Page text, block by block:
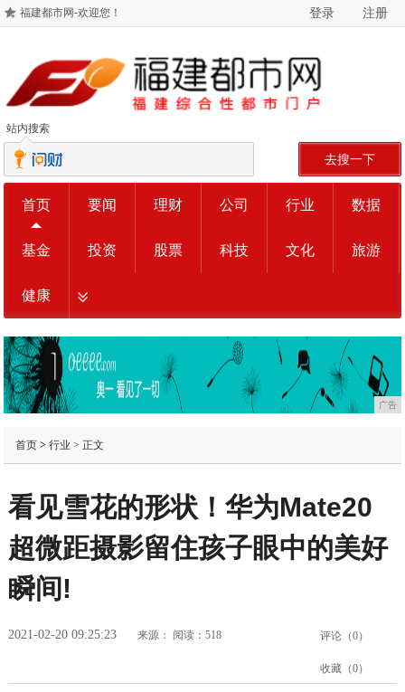
福建都市网-欢迎您！ 登录 注册
站内搜索
去搜一下
首页 要闻 理财 公司 行业 数据
基金 投资 股票 科技 文化 旅游
健康
广告
首页> 行业 > 正文
看见雪花的形状！华为Mate20
超微距摄影留住孩子眼中的美好
瞬间!
2021-02-20 09:25:23 来源： 阅读：518 评论（0）
收藏（0）